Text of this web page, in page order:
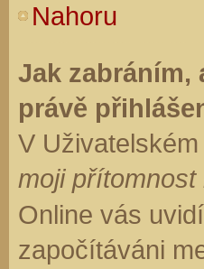
Nahoru
Jak zabráním,
právě
V
moji přítomnost
Online vás
započítáváni